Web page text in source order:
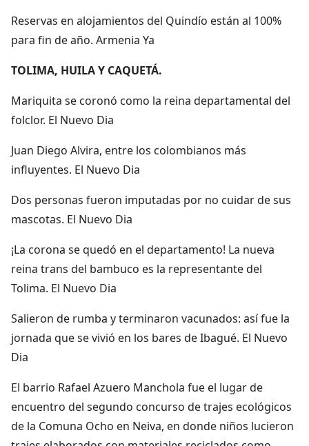
Reservas en alojamientos del Quindío están al 100%
para fin de año. Armenia Ya
TOLIMA, HUILA Y CAQUETÁ.
Mariquita se coronó como la reina departamental del
folclor. El Nuevo Dia
Juan Diego Alvira, entre los colombianos más
influyentes. El Nuevo Dia
Dos personas fueron imputadas por no cuidar de sus
mascotas. El Nuevo Dia
¡La corona se quedó en el departamento! La nueva
reina trans del bambuco es la representante del
Tolima. El Nuevo Dia
Salieron de rumba y terminaron vacunados: así fue la
jornada que se vivió en los bares de Ibagué. El Nuevo
Dia
El barrio Rafael Azuero Manchola fue el lugar de
encuentro del segundo concurso de trajes ecológicos
de la Comuna Ocho en Neiva, en donde niños lucieron